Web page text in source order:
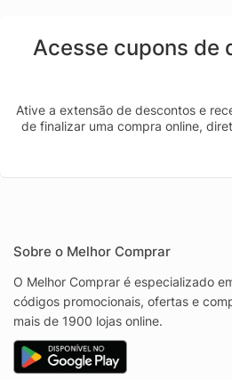
Acesse cupons de
Ative a extensão de descontos e
de finalizar uma compra online,
Sobre o Melhor Comprar
O Melhor Comprar é especializado
códigos promocionais, ofertas e
mais de 1900 lojas online.